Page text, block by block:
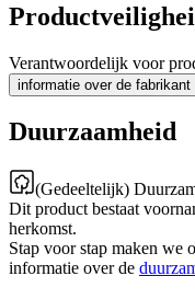
Verantwoordelijk voor
informatie over de fabrikant
Duurzaamheid
(Gedeeltelijk)
Dit product bestaat
herkomst.
Stap voor stap maken we
informatie over de